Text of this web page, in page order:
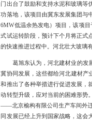
门出台了鼓励和支持水泥和玻璃等
功落地，该项目由冀东发展集团与
6MW低温余热发电）项目，该项
式试运转阶段，预计下个月将正式
的快速推进过程中。河北壮大玻璃
葛旭东认为，河北建材业的发展
冀协同发展，这些都给河北建材产
和推出了各种举措进行促进发展，
动转型升级，应对当前的困难形势
——北京榆构有限公司生产车间外
同发展已经上升到国家战略，这会